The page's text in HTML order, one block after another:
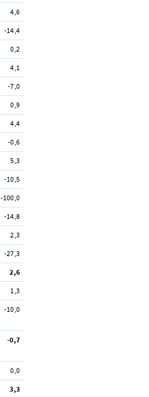
4,6
-14,4
0,2
4,1
-7,0
0,9
4,4
-0,6
5,3
-10,5
-100,0
-14,8
2,3
-27,3
2,6
1,3
-10,0
-0,7
0,0
3,3